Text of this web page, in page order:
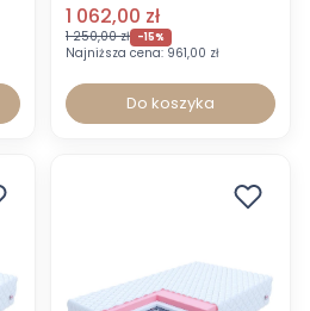
1 062,00 zł
1 250,00 zł -15%
Najniższa cena: 961,00 zł
Do koszyka